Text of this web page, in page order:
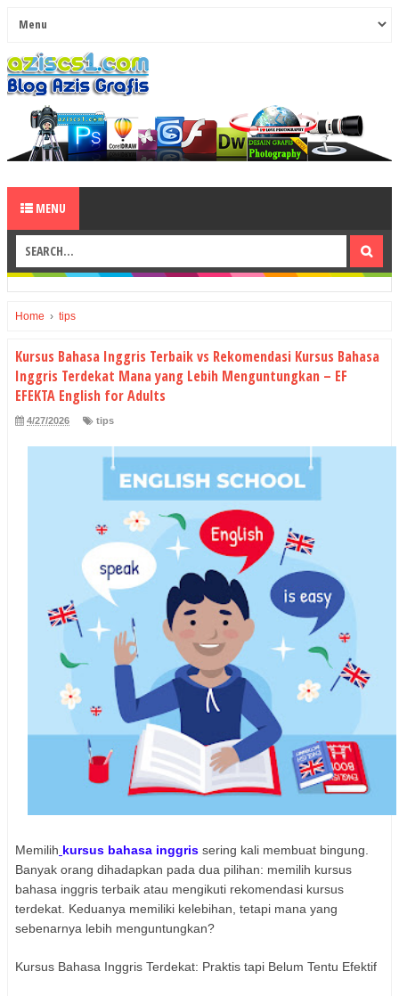
MENU
Home › tips
Kursus Bahasa Inggris Terbaik vs Rekomendasi Kursus Bahasa
Inggris Terdekat Mana yang Lebih Menguntungkan – EF
EFEKTA English for Adults
4/27/2026 tips
Memilih kursus bahasa inggris sering kali membuat bingung.
Banyak orang dihadapkan pada dua pilihan: memilih kursus
bahasa inggris terbaik atau mengikuti rekomendasi kursus
terdekat. Keduanya memiliki kelebihan, tetapi mana yang
sebenarnya lebih menguntungkan?
Kursus Bahasa Inggris Terdekat: Praktis tapi Belum Tentu Efektif